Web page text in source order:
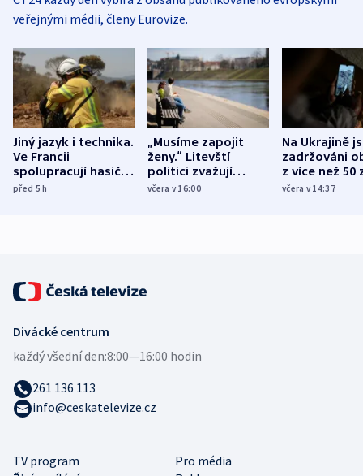
veřejnými médii, členy Eurovize.
Jiný jazyk i technika.
Ve Francii
spolupracují hasiči z
různých zemí
před 5h
„Musíme zapojit
ženy.“ Litevští
politici zvažují
dohodu o
včera v 16:00
Na Ukrajině
zadržováni
z více než 50
Bojovali na
včera v 14:37
TV program
Pro média
Divácké centrum
každý všední den:8:00—16:00 hodin
261 136 113
info@ceskatelevize.cz